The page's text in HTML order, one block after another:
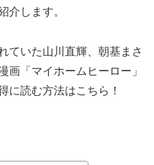
介します。
ていた山川直輝、朝基まさ
画「マイホームヒーロー」
に読む方法はこちら！